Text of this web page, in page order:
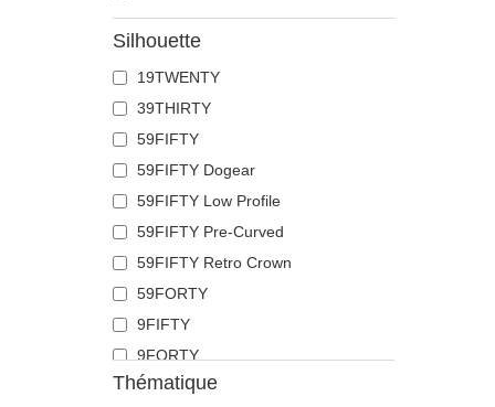
Chihuahua
Colombe
Coq
Corbeau
Coyote
Crabe
Crâne
Crocodile
Dauphin
Doberman
Dragon
Écureuil
Flamant
Silhouette
19TWENTY
39THIRTY
59FIFTY
59FIFTY Dogear
59FIFTY Low Profile
59FIFTY Pre-Curved
59FIFTY Retro Crown
59FORTY
9FIFTY
9FORTY
9FORTY APEX
Thématique